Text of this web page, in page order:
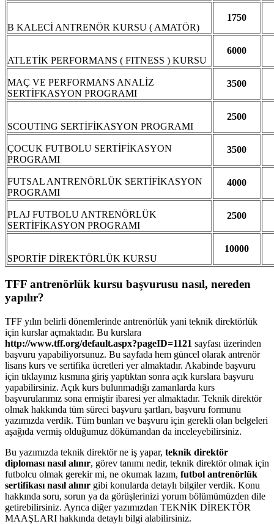
B KALECİ ANTRENÖR KURSU ( AMATÖR)
1750
ATLETİK PERFORMANS ( FITNESS ) KURSU
6000
MAÇ VE PERFORMANS ANALİZ
SERTİFKASYON PROGRAMI
3500
SCOUTING SERTİFİKASYON PROGRAMI
2500
ÇOCUK FUTBOLU SERTİFİKASYON
PROGRAMI
3500
FUTSAL ANTRENÖRLÜK SERTİFİKASYON
PROGRAMI
4000
PLAJ FUTBOLU ANTRENÖRLÜK
SERTİFİKASYON PROGRAMI
2500
SPORTİF DİREKTÖRLÜK KURSU
10000
TFF antrenörlük kursu başvurusu nasıl, nereden
yapılır?
TFF yılın belirli dönemlerinde antrenörlük yani teknik direktörlük
için kurslar açmaktadır. Bu kurslara
http://www.tff.org/default.aspx?pageID=1121 sayfası üzerinden
başvuru yapabiliyorsunuz. Bu sayfada hem güncel olarak antrenör
lisans kurs ve sertifika ücretleri yer almaktadır. Akabinde başvuru
için tıklayınız kısmına giriş yaptıktan sonra açık kurslara başvuru
yapabilirsiniz. Açık kurs bulunmadığı zamanlarda kurs
başvurularımız sona ermiştir ibaresi yer almaktadır. Teknik direktör
olmak hakkında tüm süreci başvuru şartları, başvuru formunu
yazımızda verdik. Tüm bunları ve başvuru için gerekli olan belgeleri
aşağıda vermiş olduğumuz dökümandan da inceleyebilirsiniz.
Bu yazımızda teknik direktör ne iş yapar, teknik direktör
diploması nasıl alınır, görev tanımı nedir, teknik direktör olmak için
futbolcu olmak gerekir mi, ne okumak lazım, futbol antrenörlük
sertifikası nasıl alınır gibi konularda detaylı bilgiler verdik. Konu
hakkında soru, sorun ya da görüşlerinizi yorum bölümümüzden dile
getirebilirsiniz. Ayrıca diğer yazımızdan TEKNİK DİREKTÖR
MAAŞLARI hakkında detaylı bilgi alabilirsiniz.